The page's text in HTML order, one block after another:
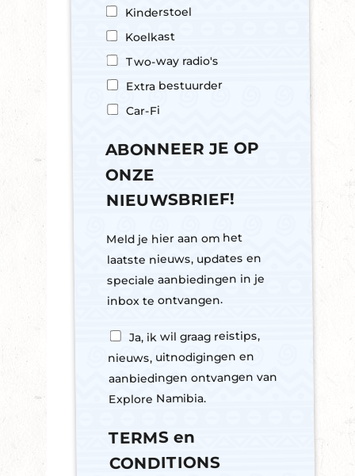
O
P
I
E
S
Kinderstoel
Koelkast
Two-way radio's
Extra bestuurder
Car-Fi
ABONNEER JE OP
ONZE
NIEUWSBRIEF!
Meld je hier aan om het
laatste nieuws, updates en
speciale aanbiedingen in je
inbox te ontvangen.
Y
s
,
s
b
s
c
Ja, ik wil graag reistips,
nieuws, uitnodigingen en
aanbiedingen ontvangen van
Explore Namibia.
TERMS en
CONDITIONS